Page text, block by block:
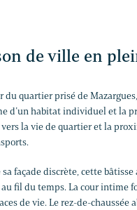
de ville en
du quartier prisé de
d’un habitat individuel et la
la vie de quartier et la
sa façade discrète, cette
fil du temps. La cour intime
de vie. Le rez-de-